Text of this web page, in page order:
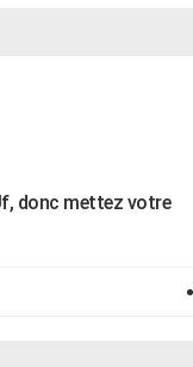
donc mettez votre